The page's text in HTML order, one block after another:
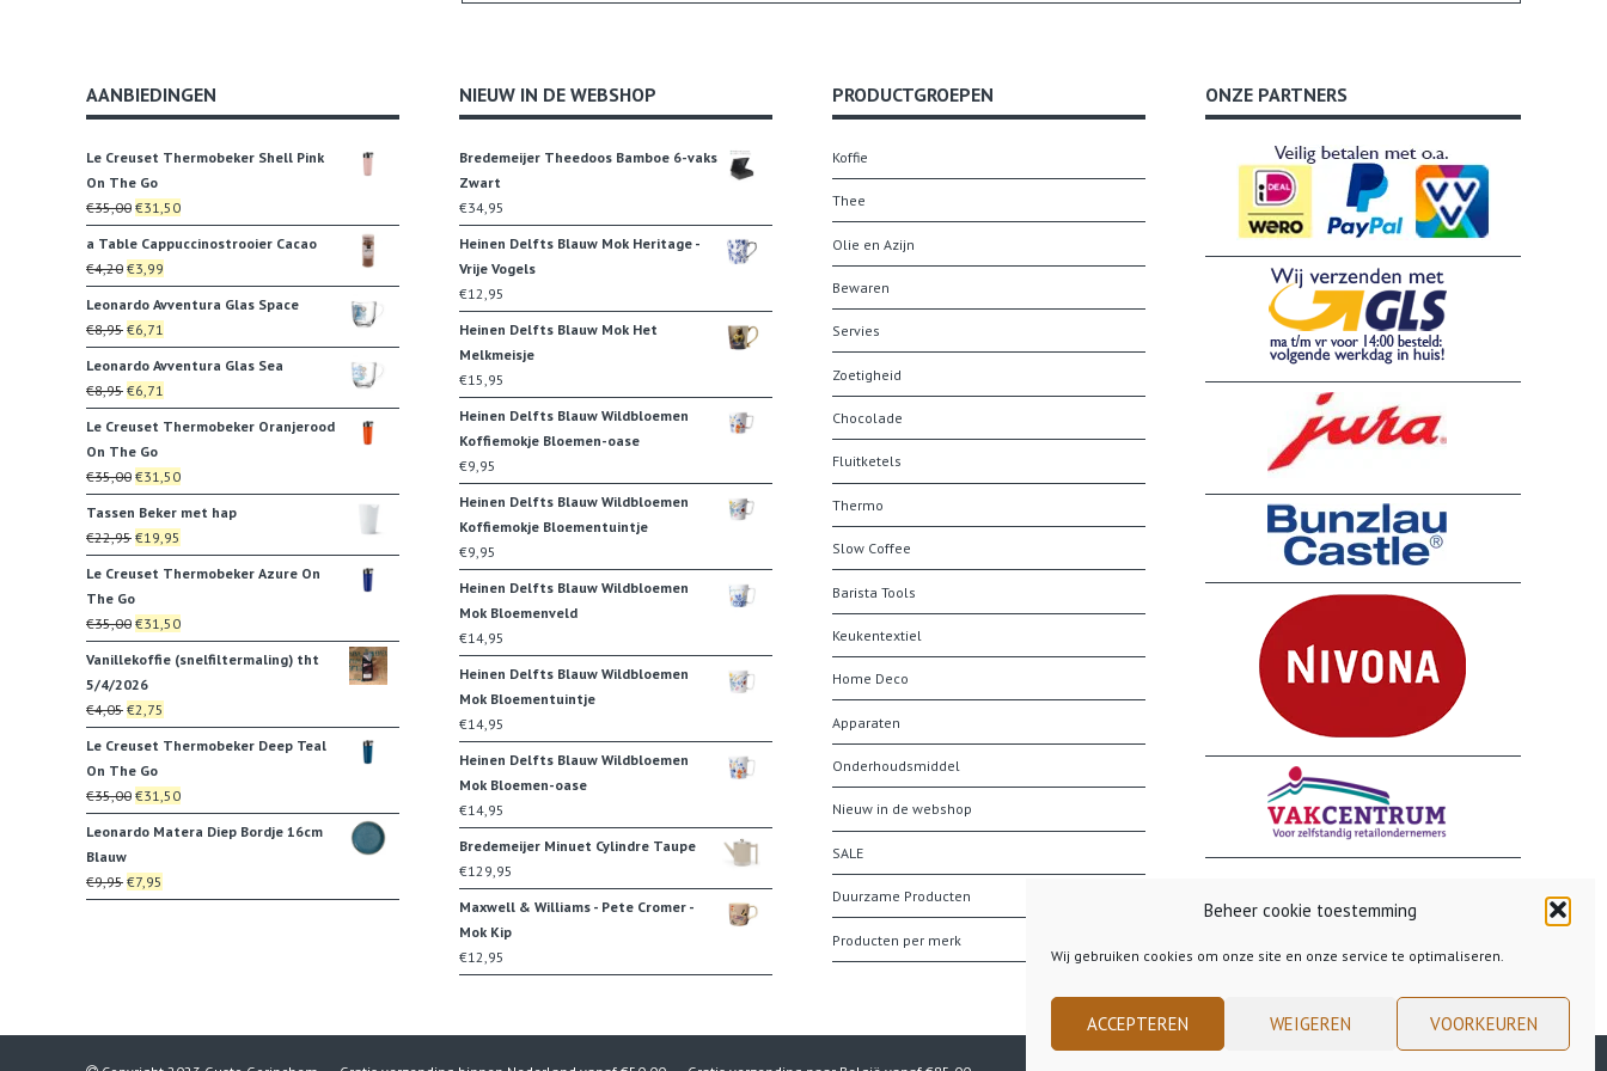
Beheer cookie toestemming
Wij gebruiken cookies om onze site en onze service te optimaliseren.
ACCEPTEREN WEIGEREN VOORKEUREN
AANBIEDINGEN
Le Creuset Thermobeker Shell Pink
On The Go
€35,00 Oorspronkelijke
prijs
was:
€35,00.
€31,50Huidige
prijs
a Table Cappuccinostrooier Cacao
€4,20 Oorspronkelijke
prijs
was:
€4,20.
€3,99
prijs
is:
€3,99.
Leonardo Avventura Glas Space
€8,95 Oorspronkelijke
prijs
was:
€8,95.
€6,71
prijs
is:
€6,71.
Leonardo Avventura Glas Sea
€8,95 Oorspronkelijke
prijs
€8,95.
€6,71
prijs
€6,71.
Le Creuset Thermobeker Oranjerood
On The Go
€35,00 Oorspronkelijke
prijs
was:
€35,00.
€31,50Huidige
prijs
is:
€31,50.
Tassen Beker met hap
€22,95 Oorspronkelijke
prijs
€22,95.
€19,95
prijs
€19,95.
Le Creuset Thermobeker Azure On
The Go
€35,00 Oorspronkelijke
prijs
€35,00.
€31,50Huidige
prijs
Vanillekoffie (snelfiltermaling) tht
5/4/2026
€4,05 Oorspronkelijke
prijs
€4,05.
€2,75
prijs
€2,75.
Le Creuset Thermobeker Deep Teal
On The Go
€35,00 Oorspronkelijke
prijs
€35,00.
€31,50Huidige
prijs
Leonardo Matera Diep Bordje 16cm
Blauw
€9,95 Oorspronkelijke
prijs
€7,95
prijs
NIEUW IN DE WEBSHOP
Bredemeijer Theedoos Bamboe 6-vaks
Zwart
€34,95
Heinen Delfts Blauw Mok Heritage -
Vrije Vogels
€12,95
Heinen Delfts Blauw Mok Het
Melkmeisje
€15,95
Heinen Delfts Blauw Wildbloemen
Koffiemokje Bloemen-oase
€9,95
Heinen Delfts Blauw Wildbloemen
Koffiemokje Bloementuintje
€9,95
Heinen Delfts Blauw Wildbloemen
Mok Bloemenveld
€14,95
Heinen Delfts Blauw Wildbloemen
Mok Bloementuintje
€14,95
Heinen Delfts Blauw Wildbloemen
Mok Bloemen-oase
€14,95
Bredemeijer Minuet Cylindre Taupe
€129,95
Maxwell & Williams - Pete Cromer -
Mok Kip
€12,95
PRODUCTGROEPEN
Koffie
Thee
Olie en Azijn
Bewaren
Servies
Zoetigheid
Chocolade
Fluitketels
Thermo
Slow Coffee
Barista Tools
Keukentextiel
Home Deco
Apparaten
Onderhoudsmiddel
Nieuw in de webshop
SALE
Duurzame Producten
Producten per merk
ONZE PARTNERS